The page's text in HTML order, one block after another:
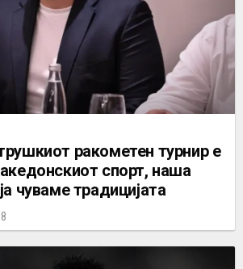
ракометен турнир е
спорт, наша
чуваме традицијата